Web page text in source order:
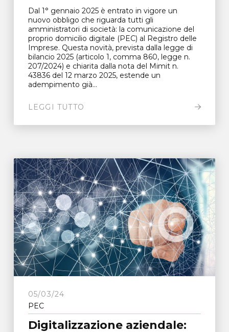
Dal 1° gennaio 2025 è entrato in vigore un
nuovo obbligo che riguarda tutti gli
amministratori di società: la comunicazione del
proprio domicilio digitale (PEC) al Registro delle
Imprese. Questa novità, prevista dalla legge di
bilancio 2025 (articolo 1, comma 860, legge n.
207/2024) e chiarita dalla nota del Mimit n.
43836 del 12 marzo 2025, estende un
adempimento già...
LEGGI TUTTO
05/03/24
PEC
Digitalizzazione aziendale: